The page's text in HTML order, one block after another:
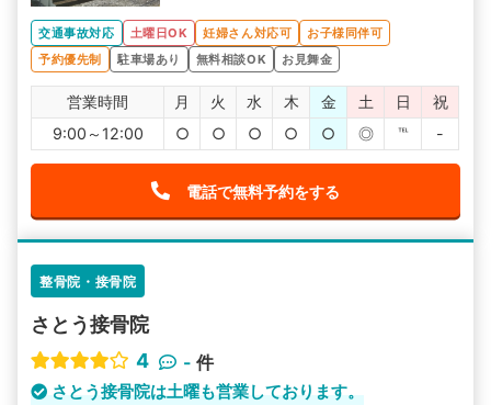
交通事故対応 土曜日OK 妊婦さん対応可
お子様同伴可
予約優先制
駐車場あり 無料相談OK お見舞金
営業時間 月 火 水 木 金 土 日
祝
9:00～12:00
○ ○ ○ ○ ○ ◎ ℡ -
電話で無料予約をする
整骨院・接骨院
さとう接骨院
4
- 件
さとう接骨院は土曜も営業しております。